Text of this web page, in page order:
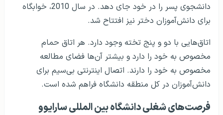
دانشجوی پسر را در خود جای دهد. در سال 2010، خوابگاه
برای دانش‌آموزان دختر نیز افتتاح شد.
اتاق‌هایی با دو و پنج تخته وجود دارد. هر اتاق حمام
مخصوص به خود را دارد و بیشتر آن‌ها فضای مطالعه
مخصوص به خود را دارند. اتصال اینترنتی بی‌سیم برای
دانش‌آموزان در کل منطقه دانشگاه فراهم ‌شده است.
فرصت‌های شغلی دانشگاه بین المللی سارایوو